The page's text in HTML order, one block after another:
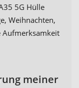
5G Hülle
Weihnachten,
Aufmerksamkeit
meiner